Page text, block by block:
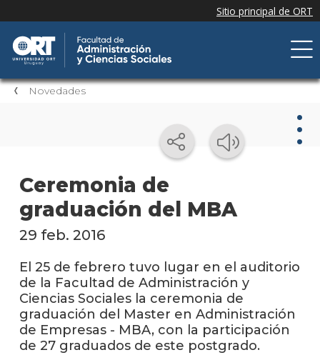
Novedades
Ceremonia de
graduación del MBA
29 feb. 2016
El 25 de febrero tuvo lugar en el auditorio
de la Facultad de Administración y
Ciencias Sociales la ceremonia de
graduación del Master en Administración
de Empresas - MBA, con la participación
de 27 graduados de este postgrado.